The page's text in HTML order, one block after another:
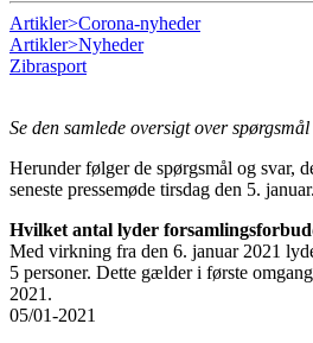
Artikler>Corona-nyheder
Artikler>Nyheder
Zibrasport
Se den samlede oversigt over
Herunder følger de spørgsmål og svar,
seneste pressemøde tirsdag den 5. januar.
Hvilket antal lyder
Med virkning fra den 6. januar 2021
5 personer. Dette gælder i første
2021.
05/01-2021